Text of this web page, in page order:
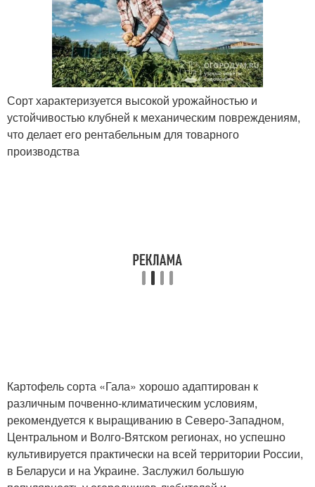
Сорт характеризуется высокой урожайностью и
устойчивостью клубней к механическим повреждениям,
что делает его рентабельным для товарного
производства
Картофель сорта «Гала» хорошо адаптирован к
различным почвенно-климатическим условиям,
рекомендуется к выращиванию в Северо-Западном,
Центральном и Волго-Вятском регионах, но успешно
культивируется практически на всей территории России,
в Беларуси и на Украине. Заслужил большую